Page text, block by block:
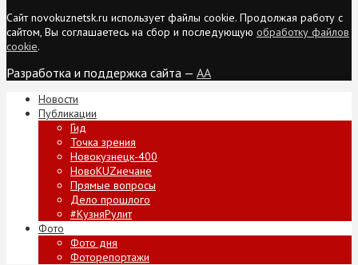
Сайт novokuznetsk.ru использует файлы cookie. Продолжая работу с
сайтом, Вы соглашаетесь на сбор и последующую обработку файлов
cookie.
Разработка и поддержка сайта — AA
Новости
Публикации
Гид
Точка зрения
Новокузнецк-400
НовоKUZнечане
Прямые вопросы
Дело прошлого
#КузняРулит
Фото
Фото дня
Фоторепортажи